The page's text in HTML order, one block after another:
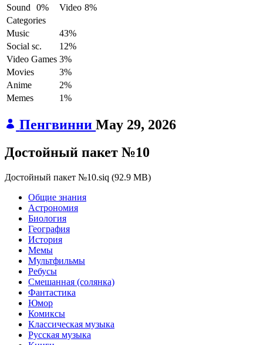
Sound
0% Video 8%
Categories
Music
43%
Social sc.
12%
Video Games 3%
Movies
3%
Anime
2%
Memes
1%
ПенгвинниMay 29, 2026
Достойный пакет №10
Достойный пакет №10.siq (92.9 MB)
Общие знания
Астрономия
Биология
География
История
Мемы
Мультфильмы
Ребусы
Смешанная (солянка)
Фантастика
Юмор
Комиксы
Классическая музыка
Русская музыка